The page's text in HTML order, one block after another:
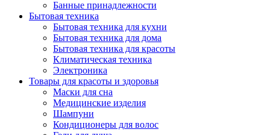
Банные принадлежности
Бытовая техника
Бытовая техника для кухни
Бытовая техника для дома
Бытовая техника для красоты
Климатическая техника
Электроника
Товары для красоты и здоровья
Маски для сна
Медицинские изделия
Шампуни
Кондиционеры для волос